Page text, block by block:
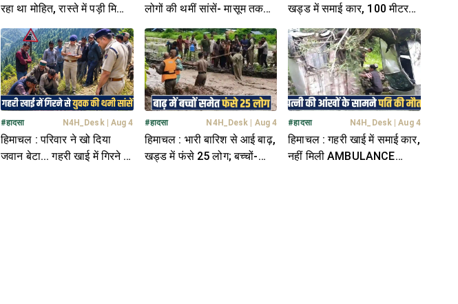
रहा था मोहित, रास्ते में पड़ी मिली
लोगों की थमीं सांसें- मासूम तक
खड्ड में समाई कार, 100 मीटर
युवक
#हादसा N4H_Desk| Aug 4
हिमाचल : परिवार ने खो दिया
जवान बेटा... गहरी खाई में गिरने से
#हादसा N4H_Desk | Aug 4
हिमाचल : भारी बारिश से आई बाढ़,
खड्ड में फंसे 25 लोग; बच्चों-
#हादसा N4H_Desk | Aug 4
हिमाचल : गहरी खाई में समाई कार,
नहीं मिली AMBULANCE